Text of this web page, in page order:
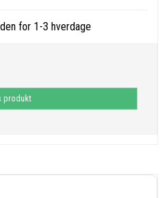
for 1-3 hverdage
produkt